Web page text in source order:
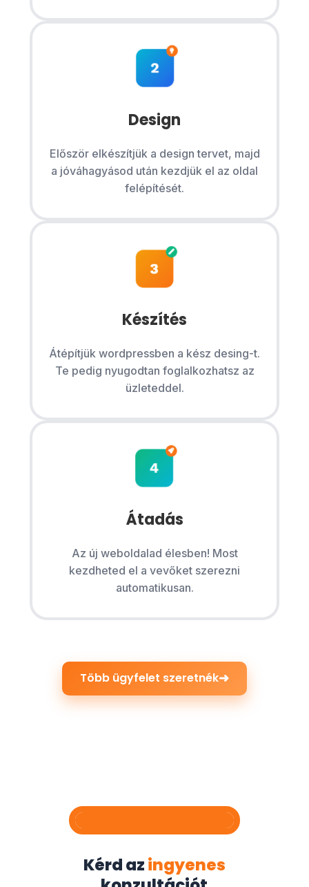
Design
Először elkészítjük a design tervet, majd
a jóváhagyásod után kezdjük el az oldal
felépítését.
Készítés
Átépítjük wordpressben a kész desing-t.
Te pedig nyugodtan foglalkozhatsz az
üzleteddel.
Átadás
Az új weboldalad élesben! Most
kezdheted el a vevőket szerezni
automatikusan.
Több ügyfelet szeretnék➜
Kérd azingyenes